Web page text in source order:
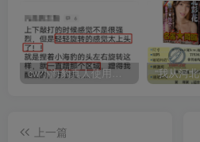
cw小海豹真人使用视频教学，小海豹到底咋用？
上一篇